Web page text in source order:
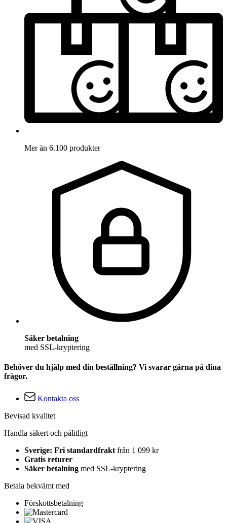
Mer än 6.100 produkter
Säker betalning
med SSL-kryptering
Behöver du hjälp med din beställning? Vi svarar gärna på dina
frågor.
Kontakta oss
Bevisad kvalitet
Handla säkert och pålitligt
Sverige: Fri standardfrakt från 1 099 kr
Gratis returer
Säker betalning med SSL-kryptering
Betala bekvämt med
Förskottsbetalning